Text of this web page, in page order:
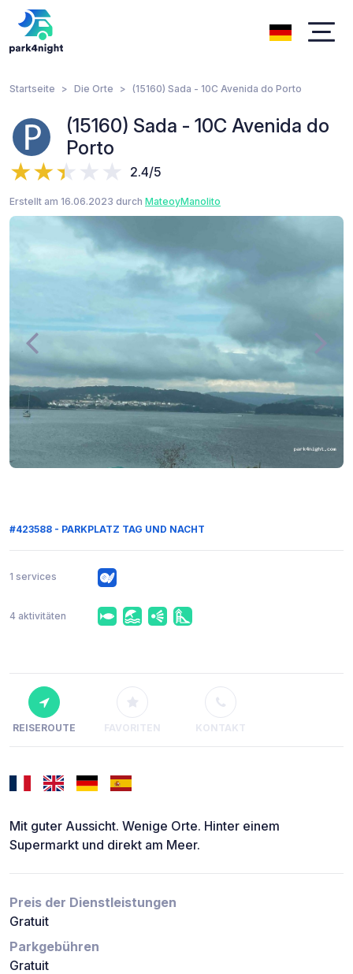
Startseite Die Orte (15160) Sada - 10C Avenida do Porto
(15160) Sada - 10C Avenida do
Porto
2.4/5
Erstellt am 16.06.2023 durch MateoyManolito
#423588 - PARKPLATZ TAG UND NACHT
1 services
4 aktivitäten
REISEROUTE FAVORITEN KONTAKT
Mit guter Aussicht. Wenige Orte. Hinter einem
Supermarkt und direkt am Meer.
Preis der Dienstleistungen
Gratuit
Parkgebühren
Gratuit